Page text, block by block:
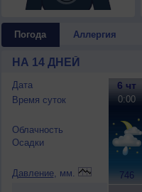
Погода Аллергия
НА 14 ДНЕЙ
Дата
Время суток
Облачность
Осадки
Давление, мм.
6 чт
0:00
746